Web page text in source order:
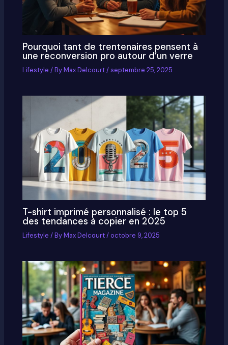
Pourquoi tant de trentenaires pensent à
une reconversion pro autour d’un verre
Lifestyle / ByMax Delcourt/septembre 25, 2025
T-shirt imprimé personnalisé : le top 5
des tendances à copier en 2025
Lifestyle / ByMax Delcourt/octobre 9, 2025